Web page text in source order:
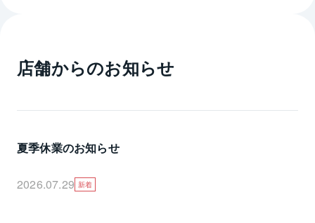
店舗からのお知らせ
夏季休業のお知らせ
2026.07.29 新着